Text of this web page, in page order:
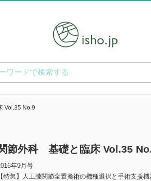
Vol.35 No.9
節外科 基礎と臨床 Vol.35
年9月号
【特集】人工膝関節全置換術の機種選択と手術支援機